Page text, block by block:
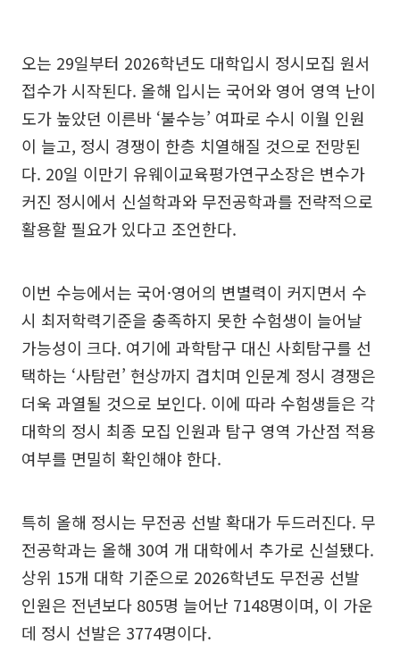
오는 29일부터 2026학년도 대학입시 정시모집 원서
접수가 시작된다. 올해 입시는 국어와 영어 영역 난이
도가 높았던 이른바 ‘불수능’ 여파로 수시 이월 인원
이 늘고, 정시 경쟁이 한층 치열해질 것으로 전망된
다. 20일 이만기 유웨이교육평가연구소장은 변수가
커진 정시에서 신설학과와 무전공학과를 전략적으로
활용할 필요가 있다고 조언한다.
이번 수능에서는 국어·영어의 변별력이 커지면서 수
시 최저학력기준을 충족하지 못한 수험생이 늘어날
가능성이 크다. 여기에 과학탐구 대신 사회탐구를 선
택하는 ‘사탐런’ 현상까지 겹치며 인문계 정시 경쟁은
더욱 과열될 것으로 보인다. 이에 따라 수험생들은 각
대학의 정시 최종 모집 인원과 탐구 영역 가산점 적용
여부를 면밀히 확인해야 한다.
특히 올해 정시는 무전공 선발 확대가 두드러진다. 무
전공학과는 올해 30여 개 대학에서 추가로 신설됐다.
상위 15개 대학 기준으로 2026학년도 무전공 선발
인원은 전년보다 805명 늘어난 7148명이며, 이 가운
데 정시 선발은 3774명이다.